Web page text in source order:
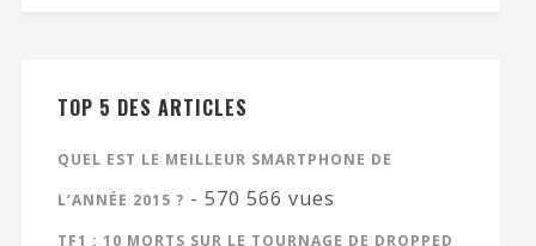
TOP 5 DES ARTICLES
QUEL EST LE MEILLEUR SMARTPHONE DE
L’ANNÉE 2015 ? - 570 566 vues
TF1 : 10 MORTS SUR LE TOURNAGE DE DROPPED